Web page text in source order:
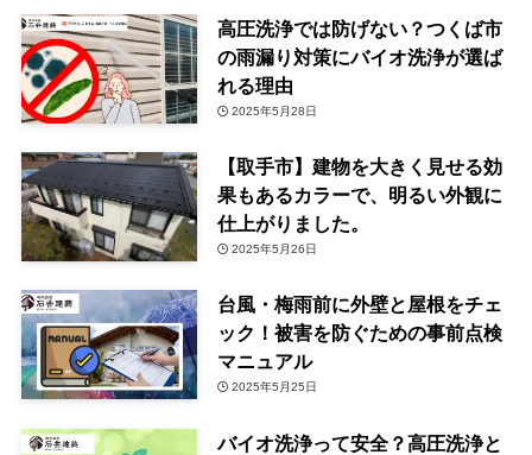
高圧洗浄では防げない？つくば市
の雨漏り対策にバイオ洗浄が選ば
れる理由
2025年5月28日
【取手市】建物を大きく見せる効
果もあるカラーで、明るい外観に
仕上がりました。
2025年5月26日
台風・梅雨前に外壁と屋根をチェ
ック！被害を防ぐための事前点検
マニュアル
2025年5月25日
バイオ洗浄って安全？高圧洗浄と